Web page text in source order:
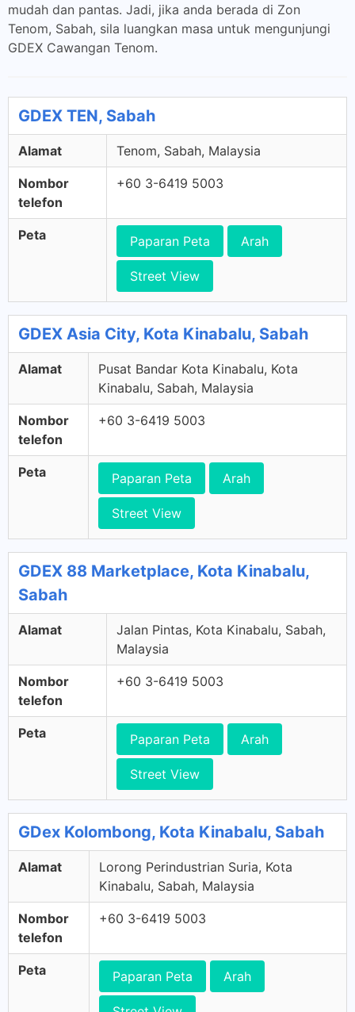
mudah dan pantas. Jadi, jika anda berada di Zon
Tenom, Sabah, sila luangkan masa untuk mengunjungi
GDEX Cawangan Tenom.
GDEX TEN, Sabah
Alamat Tenom, Sabah, Malaysia
Nombor
telefon
+60 3-6419 5003
Peta Paparan Peta Arah
Street View
GDEX Asia City, Kota Kinabalu, Sabah
Alamat
Pusat Bandar Kota Kinabalu, Kota
Kinabalu, Sabah, Malaysia
Nombor
telefon
+60 3-6419 5003
Peta Paparan Peta Arah
Street View
GDEX 88 Marketplace, Kota Kinabalu,
Sabah
Alamat
Jalan Pintas, Kota Kinabalu, Sabah,
Malaysia
Nombor
telefon
+60 3-6419 5003
Peta Paparan Peta Arah
Street View
GDex Kolombong, Kota Kinabalu, Sabah
Alamat
Lorong Perindustrian Suria, Kota
Kinabalu, Sabah, Malaysia
Nombor
telefon
+60 3-6419 5003
Peta Paparan Peta Arah